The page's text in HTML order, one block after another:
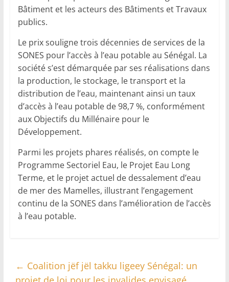
Bâtiment et les acteurs des Bâtiments et Travaux
publics.
Le prix souligne trois décennies de services de la
SONES pour l’accès à l’eau potable au Sénégal. La
société s’est démarquée par ses réalisations dans
la production, le stockage, le transport et la
distribution de l’eau, maintenant ainsi un taux
d’accès à l’eau potable de 98,7 %, conformément
aux Objectifs du Millénaire pour le
Développement.
Parmi les projets phares réalisés, on compte le
Programme Sectoriel Eau, le Projet Eau Long
Terme, et le projet actuel de dessalement d’eau
de mer des Mamelles, illustrant l’engagement
continu de la SONES dans l’amélioration de l’accès
à l’eau potable.
← Coalition jëf jël takku ligeey Sénégal: un